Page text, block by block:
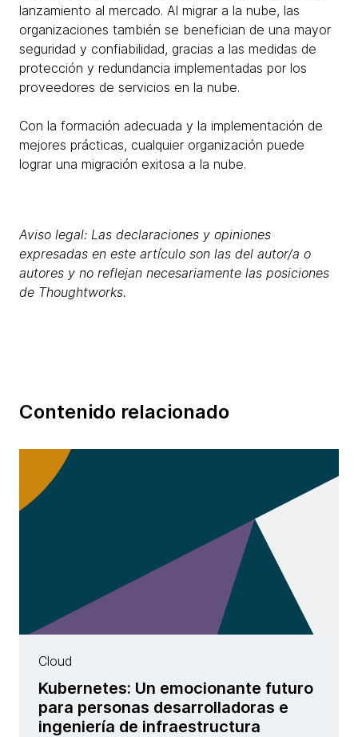
lanzamiento al mercado. Al migrar a la nube, las
organizaciones también se benefician de una mayor
seguridad y confiabilidad, gracias a las medidas de
protección y redundancia implementadas por los
proveedores de servicios en la nube.
Con la formación adecuada y la implementación de
mejores prácticas, cualquier organización puede
lograr una migración exitosa a la nube.
Aviso legal: Las declaraciones y opiniones
expresadas en este artículo son las del autor/a o
autores y no reflejan necesariamente las posiciones
de Thoughtworks.
Contenido relacionado
Cloud
Kubernetes: Un emocionante futuro
para personas desarrolladoras e
ingeniería de infraestructura